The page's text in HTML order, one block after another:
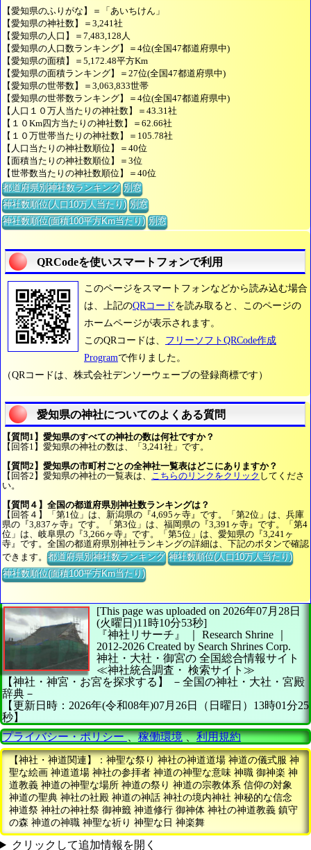
【愛知県のふりがな】＝「あいちけん」
【愛知県の神社数】＝3,241社
【愛知県の人口】＝7,483,128人
【愛知県の人口数ランキング】＝4位(全国47都道府県中)
【愛知県の面積】＝5,172.48平方Km
【愛知県の面積ランキング】＝27位(全国47都道府県中)
【愛知県の世帯数】＝3,063,833世帯
【愛知県の世帯数ランキング】＝4位(全国47都道府県中)
【人口１０万人当たりの神社数】＝43.31社
【１０Km四方当たりの神社数】＝62.66社
【１０万世帯当たりの神社数】＝105.78社
【人口当たりの神社数順位】＝40位
【面積当たりの神社数順位】＝3位
【世帯数当たりの神社数順位】＝40位
都道府県別神社数ランキング 別窓
神社数順位(人口10万人当たり) 別窓
神社数順位(面積100平方Km当たり) 別窓
QRCodeを使いスマートフォンで利用
このページをスマートフォンなどから読み込む場合
は、上記のQRコード を読み取ると、このページの
ホームページが表示されます。
このQRコードは、 フリーソフトQRCode作成
Programで作りました。
（QRコードは、株式会社デンソーウェーブの登録商標です）
愛知県の神社についてのよくある質問
【質問1】愛知県のすべての神社の数は何社ですか？
【回答1】愛知県の神社の数は、「3,241社」です。
【質問2】愛知県の市町村ごとの全神社一覧表はどこにありますか？
【回答2】愛知県の神社の一覧表は、
こちらのリンクをクリック してくださ
い。
【質問４】全国の都道府県別神社数ランキングは？
【回答４】「第1位」は、新潟県の『4,695ヶ寺』です。「第2位」は、兵庫
県の『3,837ヶ寺』です。「第3位」は、福岡県の『3,391ヶ寺』です。「第4
位」は、岐阜県の『3,266ヶ寺』です。「第5位」は、愛知県の『3,241ヶ
寺』です。全国の都道府県別神社ランキングの詳細は、下記のボタンで確認
できます。都道府県別神社数ランキング 神社数順位(人口10万人当たり)
神社数順位(面積100平方Km当たり)
[This page was uploaded on 2026年07月28日
(火曜日)11時10分53秒]
『神社リサーチ』 ｜ Research Shrine
2012-2026 Created by Search Shrines Corp.
神社・大社・御宮の 全国総合情報サイト
≪神社統合調査・ 検索サイト≫
【神社・神宮・お宮を探求する】
－全国の神社・大社・宮殿
辞典－
【更新日時：2026年(令和08年)07月26日（日曜日）13時01分25
秒】
プライバシー・ポリシー、稼働環境、利用規約
【神社・神道関連】：神聖な祭り 神社の神道道場 神道の儀式服 神
聖な絵画 神道道場 神社の参拝者 神道の神聖な意味 神職 御神楽 神
道教義 神道の神聖な場所 神道の祭り 神道の宗教体系 信仰の対象
神道の聖典 神社の社殿 神道の神話 神社の境内神社 神秘的な信念
神道祭 神社の神社祭 御神籤 神道修行 御神体 神社の神道教義 鎮守
の森 神道の神職 神聖な祈り 神聖な日 神楽舞
クリックして追加情報を開く